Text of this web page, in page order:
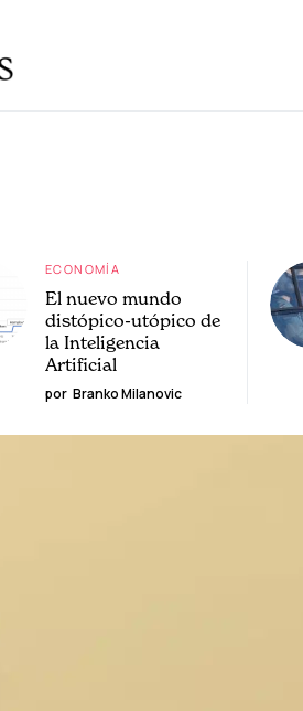
ECONOMÍA
El nuevo mundo
distópico-utópico de
la Inteligencia
Artificial
por Branko Milanovic